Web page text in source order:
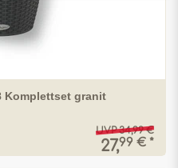
Komplettset granit
UVP 34,99 €
27,99 € *